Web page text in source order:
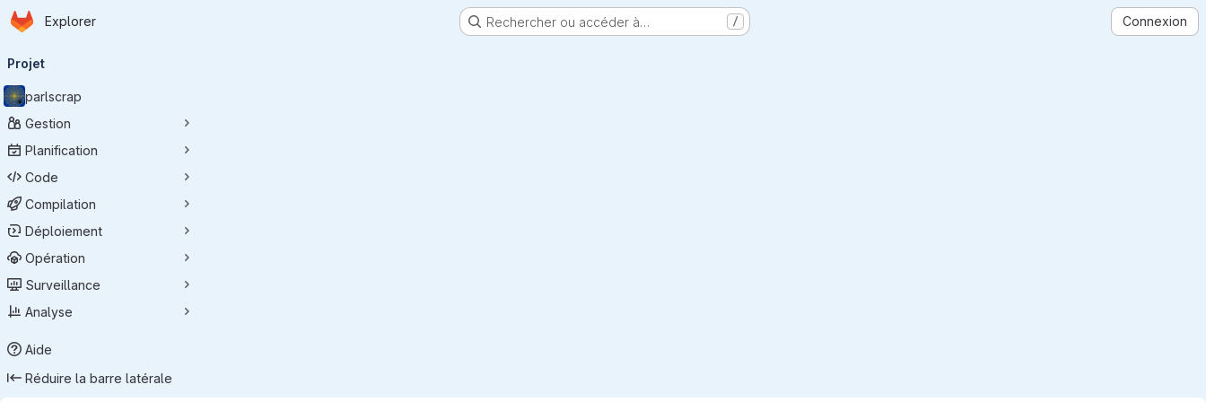
Passer au contenu principal
Page d'accueil
Explorer Rechercher ou accéder à… / Connexion
principale
Projet
parlscrap
Gestion
Planification
Code
Compilation
Déploiement
Opération
Surveillance
Analyse
Aide
Réduire la barre latérale